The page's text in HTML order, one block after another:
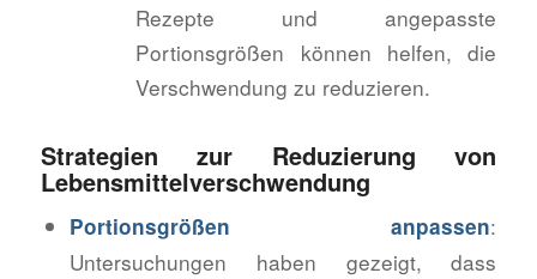
Rezepte und angepasste
Portionsgrößen können helfen, die
Verschwendung zu reduzieren.
Strategien zur Reduzierung von
Lebensmittelverschwendung
Portionsgrößen anpassen:
Untersuchungen haben gezeigt, dass